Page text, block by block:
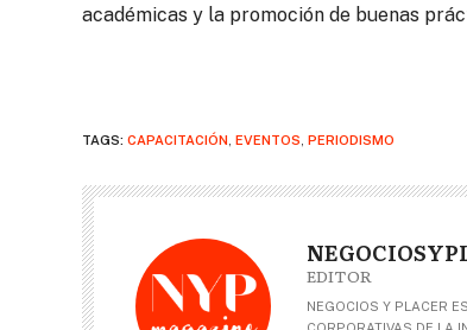
académicas y la promoción de buenas
TAGS: CAPACITACIÓN EVENTOS PERIODISMO
EDITOR
NEGOCIOS Y PLACER